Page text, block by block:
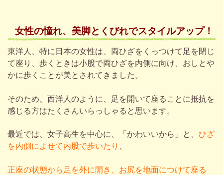
女性の憧れ、美脚と くびれでスタイルアップ！
東洋人、特に日本の女性は、両ひざをくっつけて足を閉じ
て座り、歩くときは小股で両ひざを内側に向け、おしとや
かに歩くことが美とされてきました。
そのため、西洋人のように、足を開いて座ることに抵抗を
感じる方はたくさんいらっしゃると思います。
最近では、女子高生を中心に、「かわいいから」と、 ひざ
を内側によせて内股で歩いたり
正座の状態から足を外に開き、お尻を地面につけて座る